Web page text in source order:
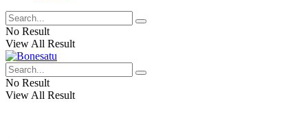
No Result
View All Result
No Result
View All Result